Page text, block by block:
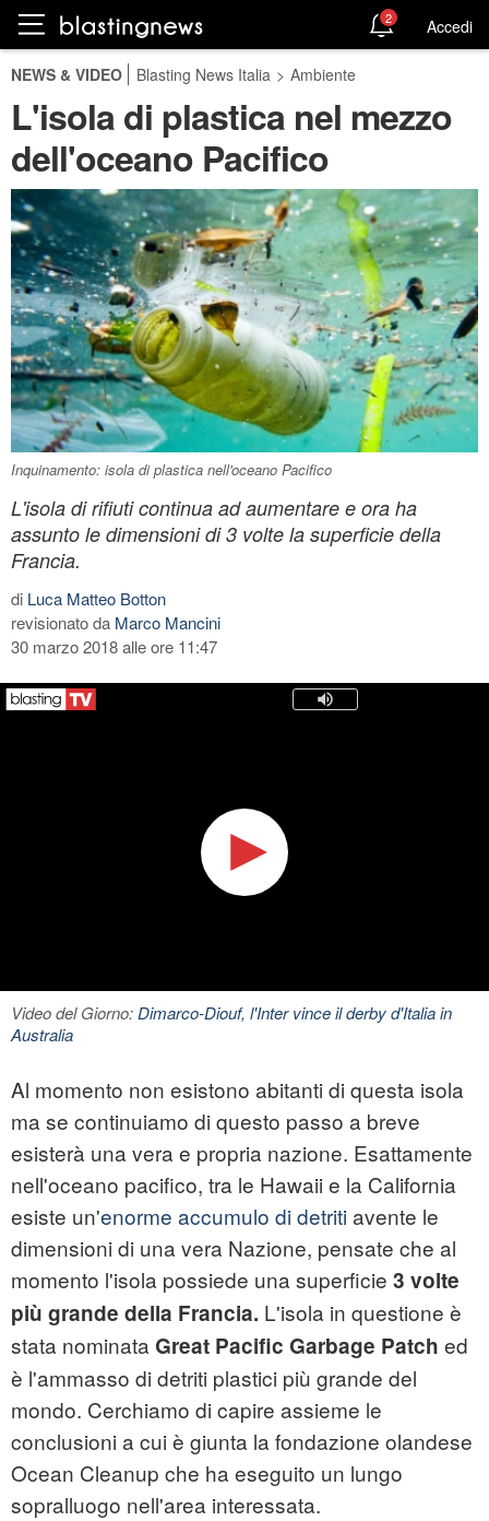
2 Accedi
NEWS & VIDEO Blasting News Italia > Ambiente
L'isola di plastica nel mezzo
dell'oceano Pacifico
Inquinamento: isola di plastica nell'oceano Pacifico
L'isola di rifiuti continua ad aumentare e ora ha
assunto le dimensioni di 3 volte la superficie della
Francia.
di Luca Matteo Botton
revisionato da Marco Mancini
30 marzo 2018 alle ore 11:47
Video del Giorno:Dimarco-Diouf, l'Inter vince il derby d'Italia in
Australia
Al momento non esistono abitanti di questa isola
ma se continuiamo di questo passo a breve
esisterà una vera e propria nazione. Esattamente
nell'oceano pacifico, tra le Hawaii e la California
esiste un'enorme accumulo di detritiavente le
dimensioni di una vera Nazione, pensate che al
momento l'isola possiede una superficie 3 volte
più grande della Francia. L'isola in questione è
stata nominata Great Pacific Garbage Patch ed
è l'ammasso di detriti plastici più grande del
mondo. Cerchiamo di capire assieme le
conclusioni a cui è giunta la fondazione olandese
Ocean Cleanup che ha eseguito un lungo
sopralluogo nell'area interessata.